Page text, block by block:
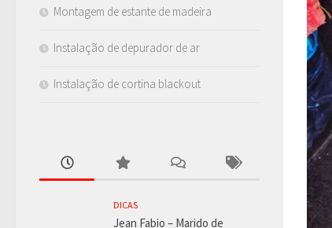
Montagem de estante de madeira
Instalação de depurador de ar
Instalação de cortina blackout
DICAS
Jean Fabio – Marido de